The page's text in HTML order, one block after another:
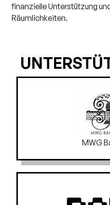
finanzielle Unterstützung
Räumlichkeiten.
MWG